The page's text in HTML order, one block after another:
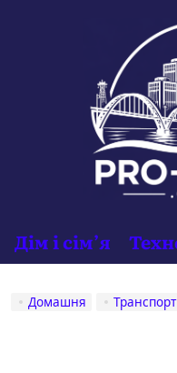
Дім і сім’я
Домашня Транспорт